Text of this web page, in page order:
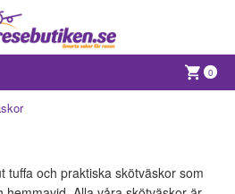
0
tuffa och praktiska skötväskor som